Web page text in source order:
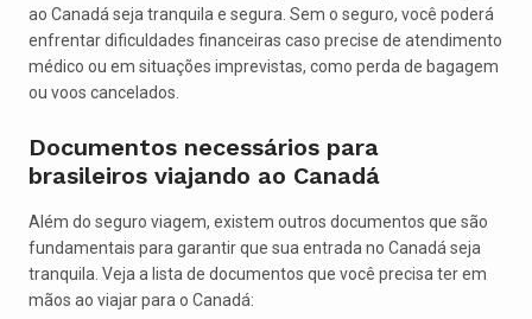
ao Canadá seja tranquila e segura. Sem o seguro, você poderá
enfrentar dificuldades financeiras caso precise de atendimento
médico ou em situações imprevistas, como perda de bagagem
ou voos cancelados.
Documentos necessários para
brasileiros viajando ao Canadá
Além do seguro viagem, existem outros documentos que são
fundamentais para garantir que sua entrada no Canadá seja
tranquila. Veja a lista de documentos que você precisa ter em
mãos ao viajar para o Canadá: